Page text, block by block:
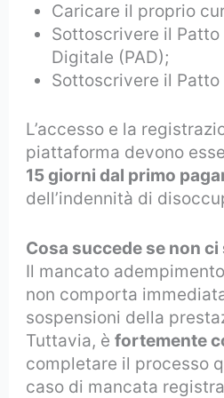
Caricare il proprio
Sottoscrivere il
Digitale (PAD);
Sottoscrivere il Patto
L’accesso e la
piattaforma devono
15 giorni dal primo
dell’indennità di
Cosa succede se non
Il mancato
non comporta
sospensioni della
Tuttavia, èfortemente
completare il processo
caso di mancata